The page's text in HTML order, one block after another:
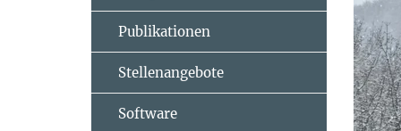
Publikationen
Stellenangebote
Software